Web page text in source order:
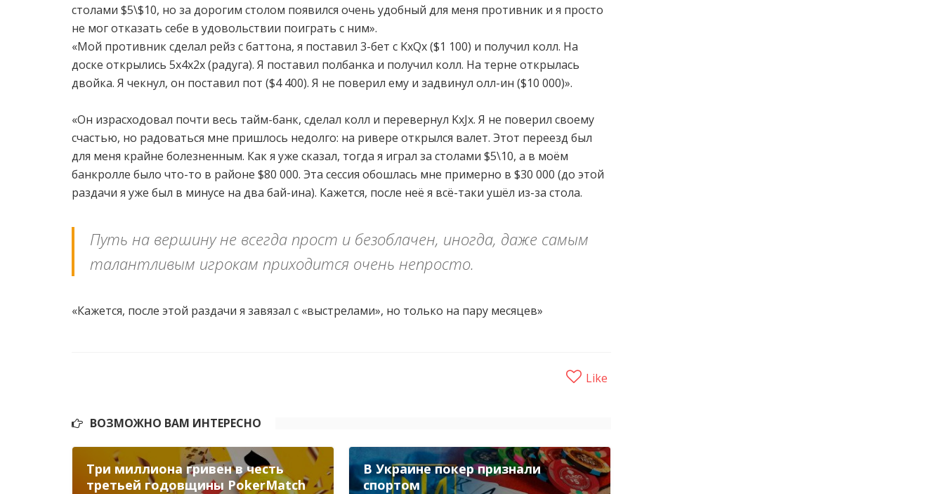
столами $5\$10, но за дорогим столом появился очень удобный для меня противник и я просто
не мог отказать себе в удовольствии поиграть с ним».
«Мой противник сделал рейз с баттона, я поставил 3-бет с KxQx ($1 100) и получил колл. На
доске открылись 5x4x2x (радуга). Я поставил полбанка и получил колл. На терне открылась
двойка. Я чекнул, он поставил пот ($4 400). Я не поверил ему и задвинул олл-ин ($10 000)».
«Он израсходовал почти весь тайм-банк, сделал колл и перевернул KxJx. Я не поверил своему
счастью, но радоваться мне пришлось недолго: на ривере открылся валет. Этот переезд был
для меня крайне болезненным. Как я уже сказал, тогда я играл за столами $5\10, а в моём
банкролле было что-то в районе $80 000. Эта сессия обошлась мне примерно в $30 000 (до этой
раздачи я уже был в минусе на два бай-ина). Кажется, после неё я всё-таки ушёл из-за стола.
Путь на вершину не всегда прост и безоблачен, иногда, даже самым
талантливым игрокам приходится очень непросто.
«Кажется, после этой раздачи я завязал с «выстрелами», но только на пару месяцев»
Like
ВОЗМОЖНО ВАМ ИНТЕРЕСНО
Три миллиона гривен в честь
третьей годовщины PokerMatch
В Украине покер признали
спортом